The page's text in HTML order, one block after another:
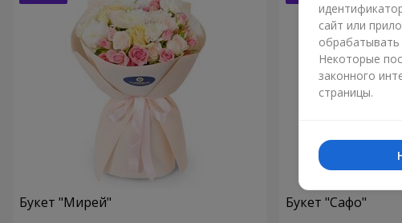
Букет "Мирей" Букет "Сафо"
сайт или
Некоторые
законного
страницы.